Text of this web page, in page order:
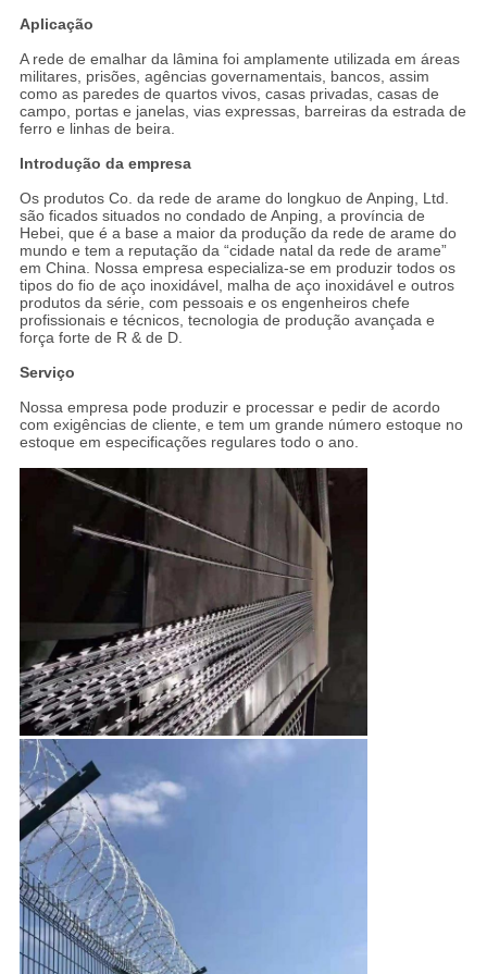
Aplicação
A rede de emalhar da lâmina foi amplamente utilizada em áreas
militares, prisões, agências governamentais, bancos, assim
como as paredes de quartos vivos, casas privadas, casas de
campo, portas e janelas, vias expressas, barreiras da estrada de
ferro e linhas de beira.
Introdução da empresa
Os produtos Co. da rede de arame do longkuo de Anping, Ltd.
são ficados situados no condado de Anping, a província de
Hebei, que é a base a maior da produção da rede de arame do
mundo e tem a reputação da “cidade natal da rede de arame”
em China. Nossa empresa especializa-se em produzir todos os
tipos do fio de aço inoxidável, malha de aço inoxidável e outros
produtos da série, com pessoais e os engenheiros chefe
profissionais e técnicos, tecnologia de produção avançada e
força forte de R & de D.
Serviço
Nossa empresa pode produzir e processar e pedir de acordo
com exigências de cliente, e tem um grande número estoque no
estoque em especificações regulares todo o ano.